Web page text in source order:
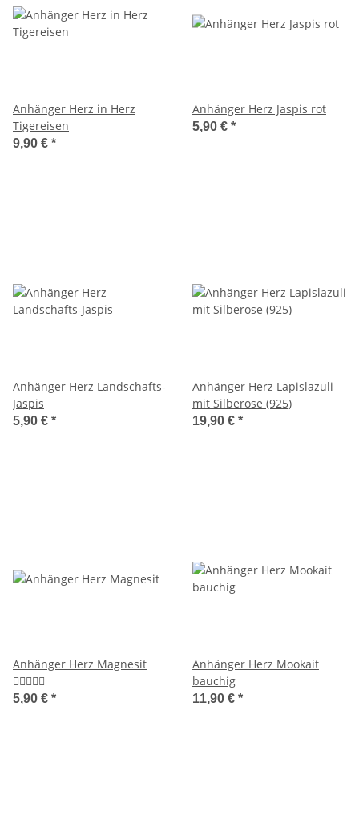
Anhänger Herz in Herz
Tigereisen
9,90 € *
Anhänger Herz Jaspis rot
5,90 € *
Anhänger Herz Landschafts-
Jaspis
5,90 € *
Anhänger Herz Lapislazuli
mit Silberöse (925)
19,90 € *
Anhänger Herz Magnesit
5,90 € *
Anhänger Herz Mookait
bauchig
11,90 € *